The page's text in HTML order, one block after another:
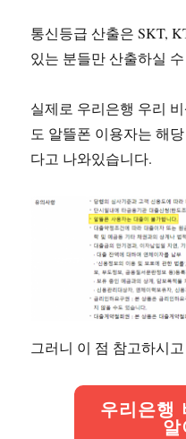
통신등급 산출은 SKT,
있는 분들만 산출하실
실제로 우리은행 우리
도 알뜰폰 이용자는 해
다고 나와있습니다.
그러니 이 점 참고하시
우리은행
알